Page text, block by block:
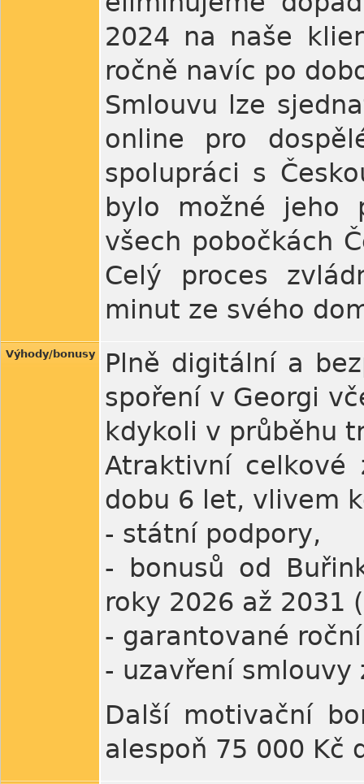
2024 na naše
ročně navíc po
Smlouvu lze
online pro
spolupráci s
bylo možné jeho
všech pobočkách
Celý proces
minut ze svého
Výhody/bonusy
Plně digitální a
spoření v Georgi
kdykoli v průběhu
Atraktivní celkové
dobu 6 let, vlivem
- státní podpory,
- bonusů od
roky 2026 až 2031
- garantované
- uzavření smlouvy
Další motivační
alespoň 75 000 Kč